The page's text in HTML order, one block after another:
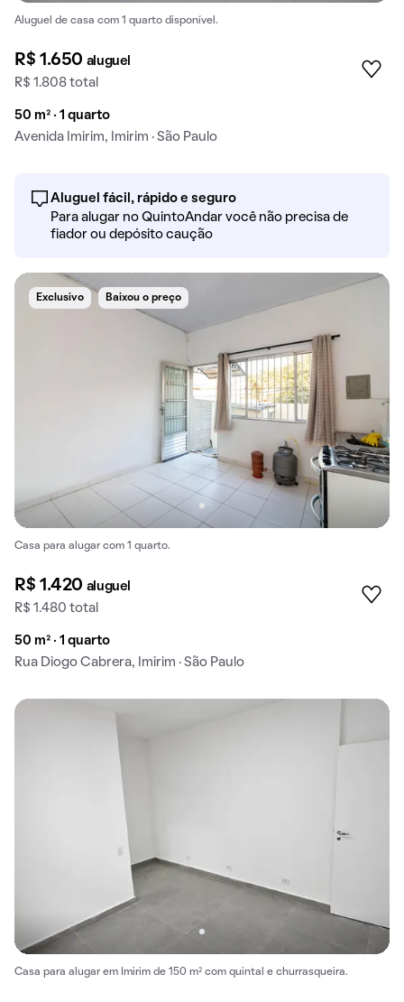
Aluguel de casa com 1 quarto disponível.
R$ 1.650 aluguel
R$ 1.808 total
50 m² · 1 quarto
Avenida Imirim, Imirim · São Paulo
Aluguel fácil, rápido e seguro
Para alugar no QuintoAndar você não precisa de
fiador ou depósito caução
Exclusivo Baixou o preço
Casa para alugar com 1 quarto.
R$ 1.420 aluguel
R$ 1.480 total
50 m² · 1 quarto
Rua Diogo Cabrera, Imirim · São Paulo
Casa para alugar em Imirim de 150 m² com quintal e churrasqueira.